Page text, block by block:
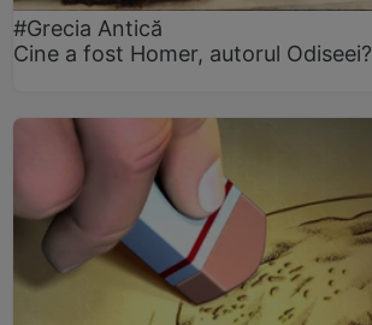
#Grecia Antică
Cine a fost Homer, autorul Odiseei?